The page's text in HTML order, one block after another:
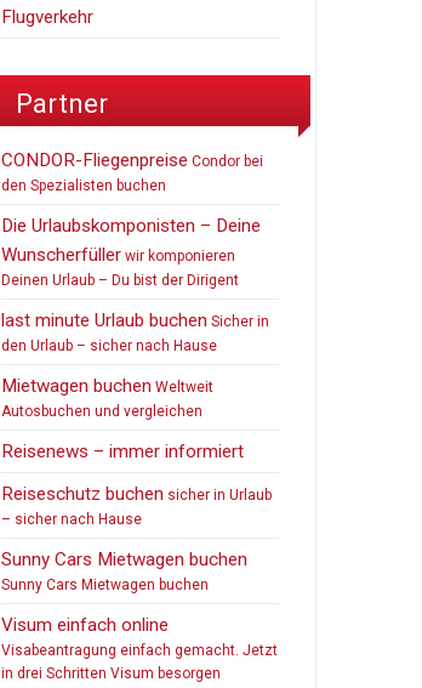
Flugverkehr
Partner
CONDOR-Fliegenpreise Condor bei
den Spezialisten buchen
Die Urlaubskomponisten – Deine
Wunscherfüller wir komponieren
Deinen Urlaub – Du bist der Dirigent
last minute Urlaub buchen Sicher in
den Urlaub – sicher nach Hause
Mietwagen buchen Weltweit
Autosbuchen und vergleichen
Reisenews – immer informiert
Reiseschutz buchen sicher in Urlaub
– sicher nach Hause
Sunny Cars Mietwagen buchen
Sunny Cars Mietwagen buchen
Visum einfach online
Visabeantragung einfach gemacht. Jetzt
in drei Schritten Visum besorgen